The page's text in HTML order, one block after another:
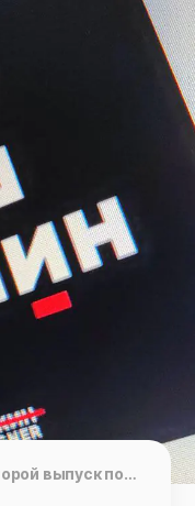
Второй выпуск подкаста “Этот ваш дизайн” от руководителя UX-направления ГК Юзтех